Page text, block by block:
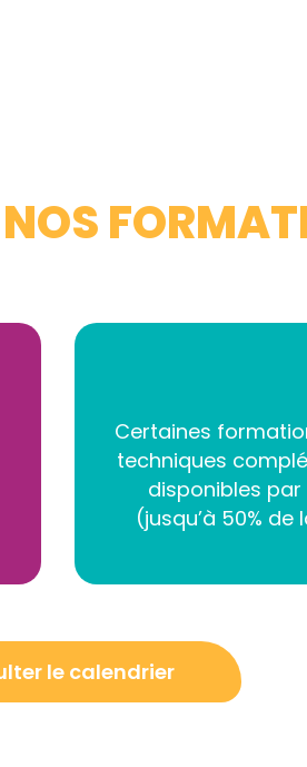
Certaines
techniques
disponibles
(jusqu’à 50%
le calendrier